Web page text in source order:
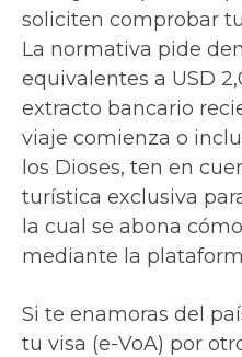
soliciten comprobar
La normativa pide
equivalentes a USD
extracto bancario
viaje comienza o
los Dioses, ten en
turística exclusiva
la cual se abona
mediante la
Si te enamoras del
tu visa (e-VoA) por